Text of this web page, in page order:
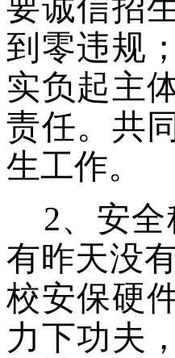
要诚信招
到零违规
实负起主
责任。共
生工作。
2、安
有昨天没
校安保硬
力下功夫